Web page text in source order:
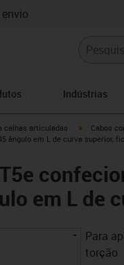
Indústrias
right
calhas articuladas igus-icon-
Cabos
ângulo em L de curva superior,
em L de
Para
torção